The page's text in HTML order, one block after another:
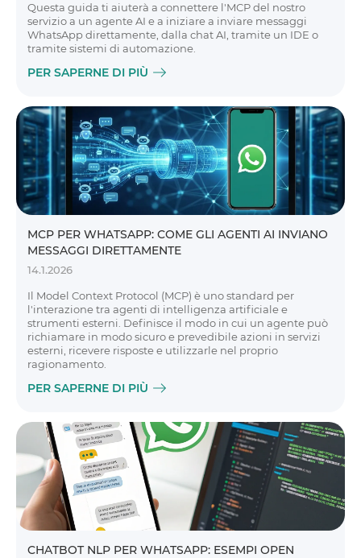
Questa guida ti aiuterà a connettere l'MCP del nostro
servizio a un agente AI e a iniziare a inviare messaggi
WhatsApp direttamente, dalla chat AI, tramite un IDE o
tramite sistemi di automazione.
PER SAPERNE DI PIÙ
MCP PER WHATSAPP: COME GLI AGENTI AI INVIANO
MESSAGGI DIRETTAMENTE
14.1.2026
Il Model Context Protocol (MCP) è uno standard per
l'interazione tra agenti di intelligenza artificiale e
strumenti esterni. Definisce il modo in cui un agente può
richiamare in modo sicuro e prevedibile azioni in servizi
esterni, ricevere risposte e utilizzarle nel proprio
ragionamento.
PER SAPERNE DI PIÙ
CHATBOT NLP PER WHATSAPP: ESEMPI OPEN